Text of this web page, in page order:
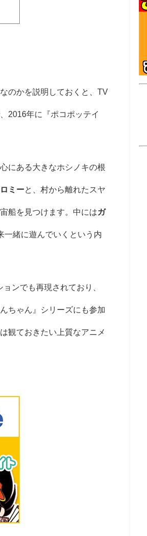
のかを説明しておくと、TV
2016年に『ポコポッテイ
にある大きなホシノキの根
ミーと、村から離れたスヤ
船を見つけます。中にはガ
一緒に遊んでいくという内
ンでも再現されており、
ちゃん』シリーズにも参加
観ておきたい上質なアニメ